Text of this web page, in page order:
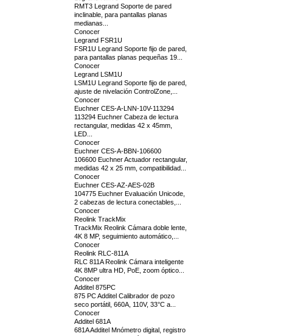
RMT3 Legrand Soporte de pared
inclinable, para pantallas planas
medianas...
Conocer
Legrand FSR1U
FSR1U Legrand Soporte fijo de pared,
para pantallas planas pequeñas 19...
Conocer
Legrand LSM1U
LSM1U Legrand Soporte fijo de pared,
ajuste de nivelación ControlZone,...
Conocer
Euchner CES-A-LNN-10V-113294
113294 Euchner Cabeza de lectura
rectangular, medidas 42 x 45mm,
LED...
Conocer
Euchner CES-A-BBN-106600
106600 Euchner Actuador rectangular,
medidas 42 x 25 mm, compatibilidad...
Conocer
Euchner CES-AZ-AES-02B
104775 Euchner Evaluación Unicode,
2 cabezas de lectura conectables,...
Conocer
Reolink TrackMix
TrackMix Reolink Cámara doble lente,
4K 8 MP, seguimiento automático,...
Conocer
Reolink RLC-811A
RLC 811A Reolink Cámara inteligente
4K 8MP ultra HD, PoE, zoom óptico...
Conocer
Additel 875PC
875 PC Additel Calibrador de pozo
seco portátil, 660A, 110V, 33°C a...
Conocer
Additel 681A
681A Additel Mnómetro digital, registro